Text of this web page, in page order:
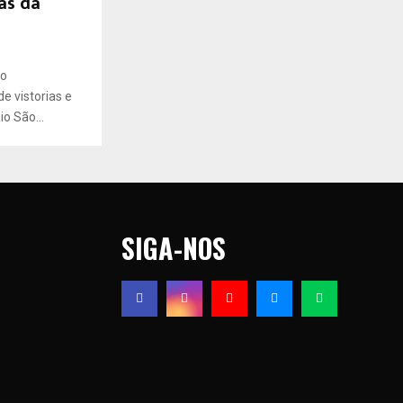
vistorias e
São...
SIGA-NOS